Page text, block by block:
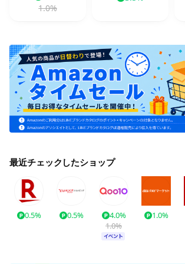
1.0%
最近チェックしたショップ
0.5% 0.5%
4.0%
1.0%
1.0%